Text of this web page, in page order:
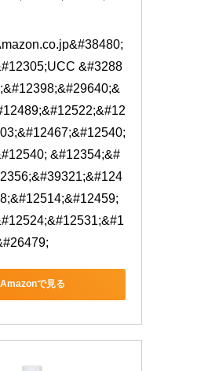
&#3288
&#12354;&#
Amazonで見る